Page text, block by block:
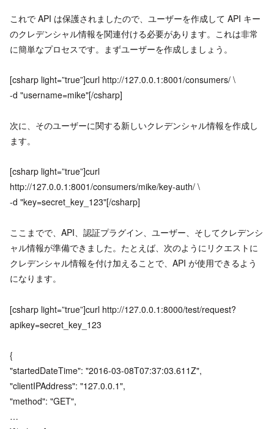
これで API は保護されましたので、ユーザーを作成して API キー
のクレデンシャル情報を関連付ける必要があります。これは非常
に簡単なプロセスです。まずユーザーを作成しましょう。
[csharp light=”true”]curl http://127.0.0.1:8001/consumers/ \
-d "username=mike"[/csharp]
次に、そのユーザーに関する新しいクレデンシャル情報を作成し
ます。
[csharp light=”true”]curl
http://127.0.0.1:8001/consumers/mike/key-auth/ \
-d "key=secret_key_123"[/csharp]
ここまでで、API、認証プラグイン、ユーザー、そしてクレデンシ
ャル情報が準備できました。たとえば、次のようにリクエストに
クレデンシャル情報を付け加えることで、API が使用できるよう
になります。
[csharp light=”true”]curl http://127.0.0.1:8000/test/request?
apikey=secret_key_123
{
"startedDateTime": "2016-03-08T07:37:03.611Z",
"clientIPAddress": "127.0.0.1",
"method": "GET",
…